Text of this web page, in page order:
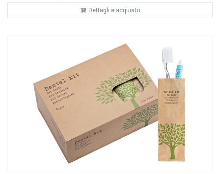
Dettagli e acquisto